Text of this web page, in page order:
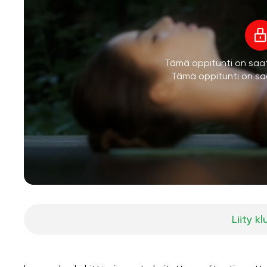
Tämä oppitunti on
Tämä oppitunti on
Liity